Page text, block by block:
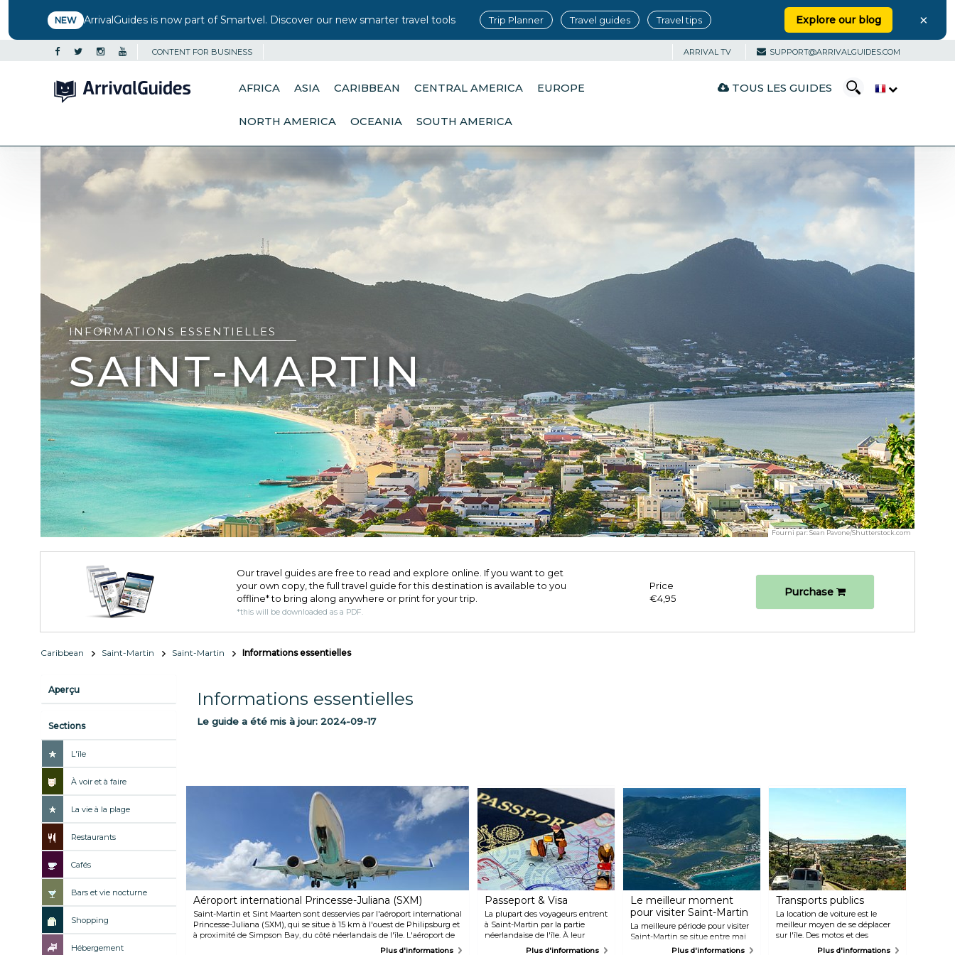
NEW ArrivalGuides is now part of Smartvel. Discover our new smarter travel tools Trip Planner Travel guides Travel tips Explore our blog ×
CONTENT FOR BUSINESS ARRIVAL TV SUPPORT@ARRIVALGUIDES.COM
AFRICA ASIA CARIBBEAN CENTRAL AMERICA EUROPE
NORTH AMERICA OCEANIA SOUTH AMERICA
TOUS LES GUIDES
INFORMATIONS ESSENTIELLES
SAINT-MARTIN
Fourni par:Sean Pavone/Shutterstock.com
Our travel guides are free to read and explore online. If you want to get
your own copy, the full travel guide for this destination is available to you
offline* to bring along anywhere or print for your trip.​
*this will be downloaded as a PDF.
Price
€4,95
Purchase
Caribbean Saint-Martin Saint-Martin Informations essentielles
Aperçu
Sections
L'île
À voir et à faire
La vie à la plage
Restaurants
Cafés
Bars et vie nocturne
Shopping
Hébergement
Informations essentielles
Le guide a été mis à jour: 2024-09-17
Aéroport international Princesse-Juliana (SXM)
Saint-Martin et Sint Maarten sont desservies par l'aéroport international
Princesse-Juliana (SXM), qui se situe à 15 km à l'ouest de Philipsburg et
à proximité de Simpson Bay, du côté néerlandais de l'île. L'aéroport de
Grand-Case, au nord de l'île, n'est utilisé que pour les vols régionaux.
Plus d'informations
Passeport & Visa
La plupart des voyageurs entrent
à Saint-Martin par la partie
néerlandaise de l'île. À leur
arrivée à l'aéroport international
Plus d'informations
Le meilleur moment
pour visiter Saint-Martin
La meilleure période pour visiter
Saint-Martin se situe entre mai
et juin ou entre novembre et mi-
Plus d'informations
Transports publics
La location de voiture est le
meilleur moyen de se déplacer
sur l'île. Des motos et des
cyclomoteurs sont également
Plus d'informations